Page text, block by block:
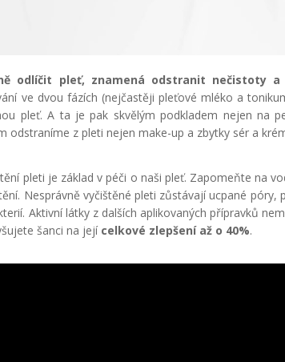
odlíčit pleť, znamená odstranit nečistoty
ve dvou fázích (nejčastěji pleťové mléko a
pleť. A ta je pak skvělým podkladem nejen na
odstraníme z pleti nejen make-up a zbytky sér a
pleti je základ v péči o naši pleť. Zapomeňte na
Nesprávně vyčištěné pleti zůstávají ucpané
Aktivní látky z dalších aplikovaných přípravků
šanci na její celkové zlepšení až o 40%.